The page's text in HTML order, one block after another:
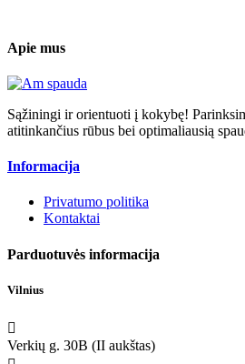
Apie mus
Sąžiningi ir orientuoti į kokybę!
atitinkančius rūbus bei optimaliausią
Informacija
Privatumo politika
Kontaktai
Parduotuvės informacija
Vilnius

Verkių g. 30B (II aukštas)